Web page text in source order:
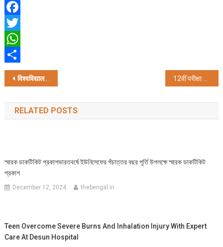
Facebook
Twitter
WhatsApp
Share
Post
navigation
विश्वविद्यालयों के कुलपतियों से मिले राज्यपाल, शिक्षा मंत्री भी रहे मौजूद
RELATED POSTS
স্মারক ডাকটিকিট প্রকাশভারতবর্ষে ইউনিসেফের পঁচাত্তর বছর পূর্তি উপলক্ষে স্মারক ডাকটিকিট
প্রকাশ
December 12, 2024 thebengal.in
Teen Overcome Severe Burns And Inhalation Injury With Expert
Care At Desun Hospital